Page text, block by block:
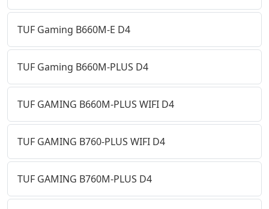
TUF Gaming B660M-E D4
TUF Gaming B660M-PLUS D4
TUF GAMING B660M-PLUS WIFI D4
TUF GAMING B760-PLUS WIFI D4
TUF GAMING B760M-PLUS D4